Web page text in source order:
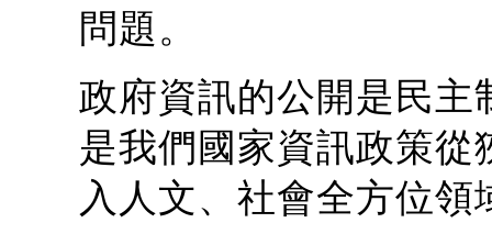
問題。
政府資訊的公開是民主
是我們國家資訊政策
入人文、社會全方位